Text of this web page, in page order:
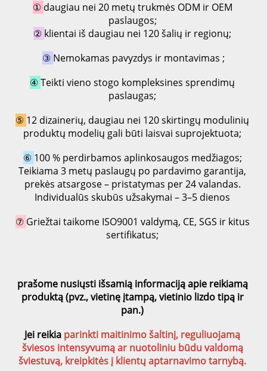
① daugiau nei 20 metų trukmės ODM ir OEM
paslaugos;
② klientai iš daugiau nei 120 šalių ir regionų;
③ Nemokamas pavyzdys ir montavimas ;
④ Teikti vieno stogo kompleksines sprendimų
paslaugas;
⑤ 12 dizainerių, daugiau nei 120 skirtingų modulinių
produktų modelių gali būti laisvai suprojektuota;
⑥ 100 % perdirbamos aplinkosaugos medžiagos;
Teikiama 3 metų paslaugų po pardavimo garantija,
prekės atsargose – pristatymas per 24 valandas.
Individualūs skubūs užsakymai – 3–5 dienos
⑦ Griežtai taikome ISO9001 valdymą, CE, SGS ir kitus
sertifikatus;
prašome nusiųsti išsamią informaciją apie reikiamą
produktą (pvz., vietinę įtampą, vietinio lizdo tipą ir
pan.)
Jei reikia parinkti maitinimo šaltinį, reguliuojamą
šviesos intensyvumą ar nuotoliniu būdu valdomą
šviestuvą, kreipkitės į klientų aptarnavimo tarnybą.